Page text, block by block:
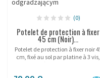
(0)
Potelet de protection à fixer
45 cm (Noir)...
Potelet de protection à fixer noir
cm, fixé au sol par platine à 3 vis,
pour protéger durablement un